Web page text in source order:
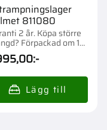
811080
2 år. Köpa större
Förpackad om 1
:-